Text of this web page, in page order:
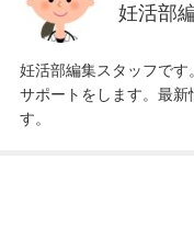
妊活部
妊活部編集スタッフで
サポートをします。最新
す。